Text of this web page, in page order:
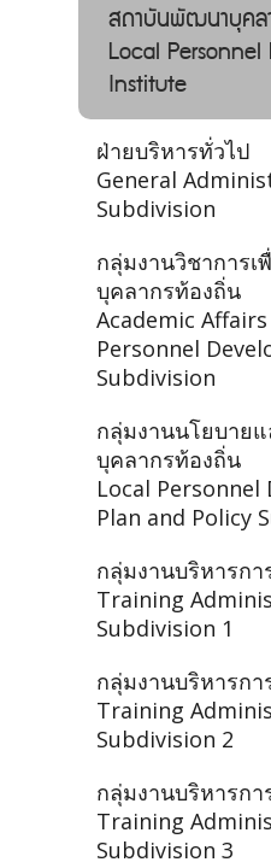
สถาบันพัฒนาบุค
Local
Institute
ฝ่ายบริหารทั่วไป
General
Subdivision
กลุ่มงานวิชาการ
บุคลากรท้องถิ่น
Academic
Personnel
Subdivision
กลุ่มงานนโยบาย
บุคลากรท้องถิ่น
Local
Plan and Policy
กลุ่มงานบริหารกา
Training
Subdivision 1
กลุ่มงานบริหารกา
Training
Subdivision 2
กลุ่มงานบริหารกา
Training
Subdivision 3